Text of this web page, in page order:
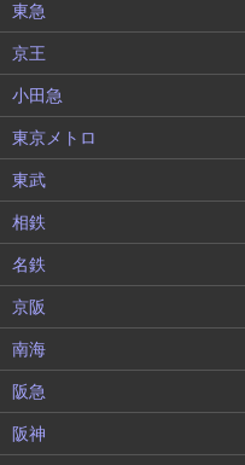
東急
京王
小田急
東京メトロ
東武
相鉄
名鉄
京阪
南海
阪急
阪神